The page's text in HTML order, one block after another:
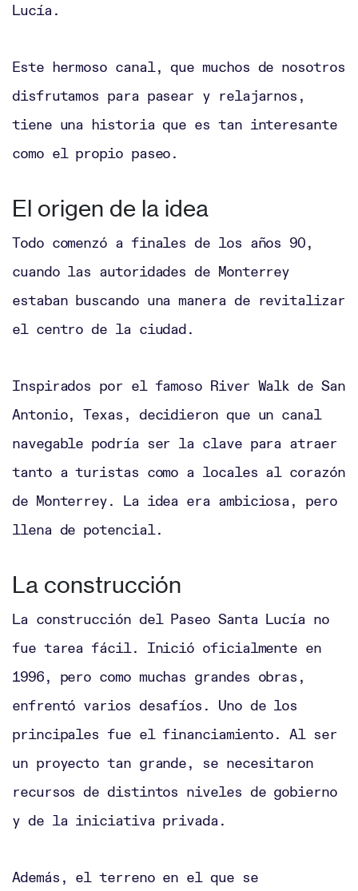
Lucía.
Este hermoso canal, que muchos de nosotros
disfrutamos para pasear y relajarnos,
tiene una historia que es tan interesante
como el propio paseo.
El origen de la idea
Todo comenzó a finales de los años 90,
cuando las autoridades de Monterrey
estaban buscando una manera de revitalizar
el centro de la ciudad.
Inspirados por el famoso River Walk de San
Antonio, Texas, decidieron que un canal
navegable podría ser la clave para atraer
tanto a turistas como a locales al corazón
de Monterrey. La idea era ambiciosa, pero
llena de potencial.
La construcción
La construcción del Paseo Santa Lucía no
fue tarea fácil. Inició oficialmente en
1996, pero como muchas grandes obras,
enfrentó varios desafíos. Uno de los
principales fue el financiamiento. Al ser
un proyecto tan grande, se necesitaron
recursos de distintos niveles de gobierno
y de la iniciativa privada.
Además, el terreno en el que se